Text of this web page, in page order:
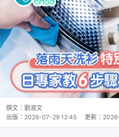
撰文： 劉淑文
出版： 2026-07-29 12:45 更新：